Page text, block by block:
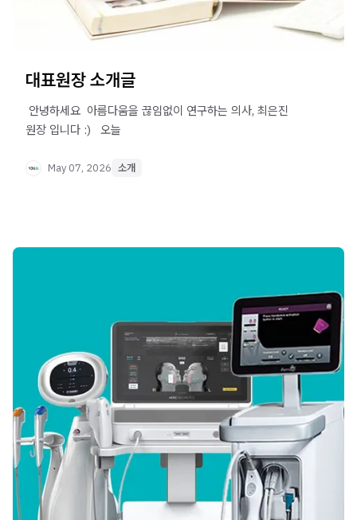
대표원장 소개글
​ 안녕하세요 ​ 아름다움을 끊임없이 연구하는 의사, 최은진
원장 입니다 :) ​ ​ 오늘
May 07, 2026 소개